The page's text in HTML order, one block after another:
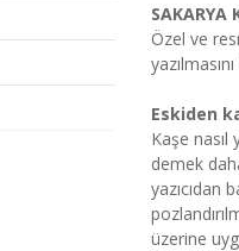
SAKARYA
Özel ve
Eskiden
Kaşe nasıl
demek
yazıcıdan
üzerine